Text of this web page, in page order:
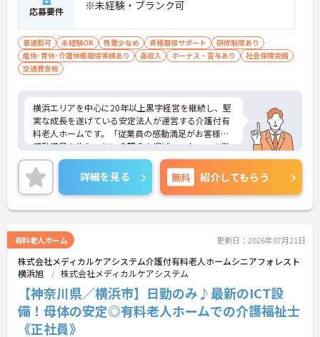
応募要件 ※未経験・ブランク可
車通勤可 未経験OK 残業少なめ 資格取得サポート
研修制度あり
産休･育休･介護休暇取得実績あり
高収入 ボーナス・賞与あり
社会保険完備
交通費支給
横浜エリアを中心に20年以上黒字経営を継続し、堅
実な成長を遂げている安定法人が運営する介護付有
料老人ホームです。「従業員の感動満足がお客様の
感動満足を生む」という理念を掲げ、スタッフの働
きやすさを第一に考えた環境整備に力を入れていま
す。全拠点共通で「眠りスキャン」やインカム、ケ
ア記録ソフトなどの最新ICT機器を導入しており、業
務の効率化とスタッフの身体的負担の軽減を実現し
ています。介護福祉士の専門資格を高く評価する給
万円以上を目指せる高水準の待遇が魅力です。マネ
ジメント研修など、入職後の成長を後押しする教育
制度も整備されており、入居者様一人ひとりとじっ
くり向き合いながら、高いモチベーションを持って
ご自身のキャリアを磨いていける優れた環境が整っ
ています。
★おすすめPOINT★
詳細を見る 無料 紹介してもらう
有料老人ホーム 更新日：2026年07月21日
株式会社メディカルケアシステム介護付有料老人ホームシニアフォレスト
横浜旭
株式会社メディカルケアシステム
【神奈川県／横浜市】日勤のみ♪最新のICT設
備！母体の安定◎有料老人ホームでの介護福祉士
《正社員》